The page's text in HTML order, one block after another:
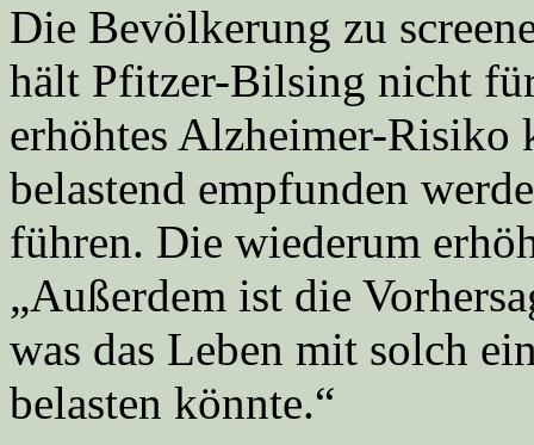
Die Bevölkerung zu
hält Pfitzer-Bilsing nicht
erhöhtes Alzheimer-Risiko
belastend empfunden
führen. Die wiederum
„Außerdem ist die
was das Leben mit solch
belasten könnte.“